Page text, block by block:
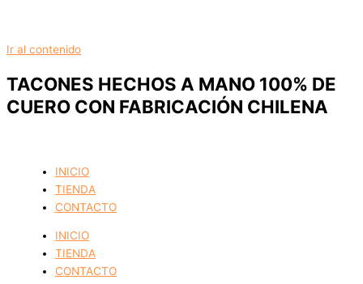
Ir al contenido
TACONES HECHOS A MANO 100% DE
CUERO CON FABRICACIÓN CHILENA
INICIO
TIENDA
CONTACTO
INICIO
TIENDA
CONTACTO